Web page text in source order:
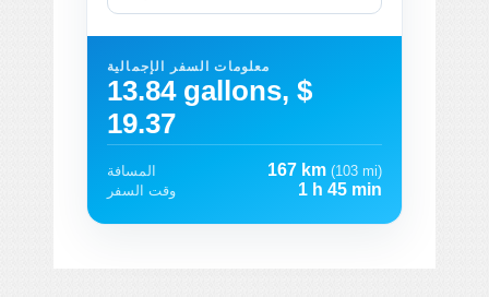
معلومات السفر الإجمالية
13.84 gallons, $
19.37
المسافة 167 km (103 mi)
وقت السفر
1 h 45 min